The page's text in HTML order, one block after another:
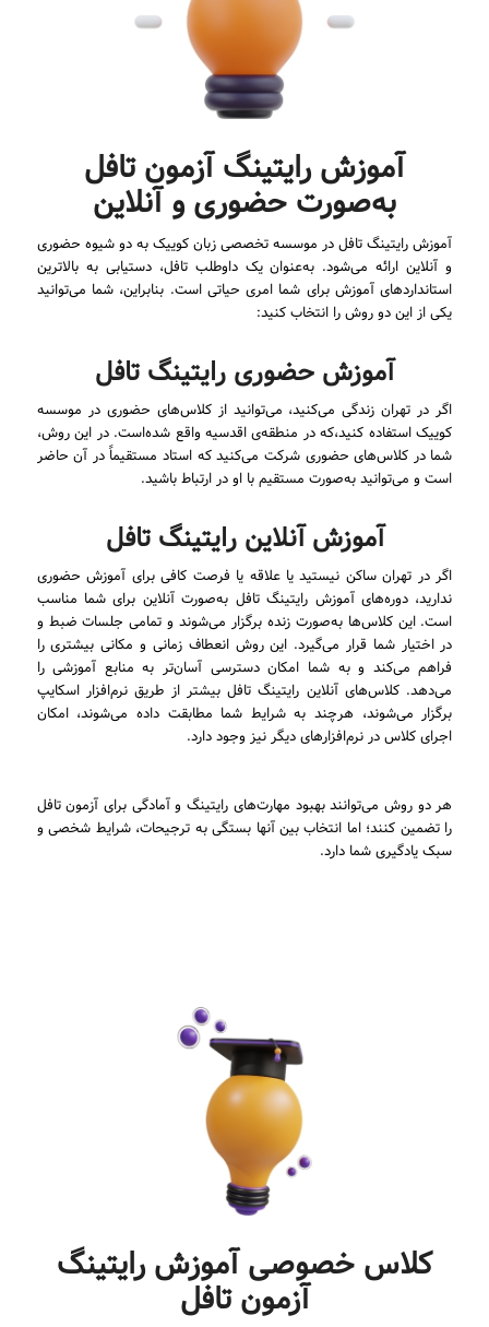
آموزش رایتینگ آزمون تافل
به‌صورت حضوری و آنلاین
آموزش رایتینگ تافل در موسسه تخصصی زبان کوییک به دو شیوه حضوری
و آنلاین ارائه می‌شود. به‌عنوان یک داوطلب تافل، دستیابی به بالاترین
استانداردهای آموزش برای شما امری حیاتی است. بنابراین، شما می‌توانید
یکی از این دو روش را انتخاب کنید:
آموزش حضوری رایتینگ تافل
اگر در تهران زندگی می‌کنید، می‌توانید از کلاس‌های حضوری در موسسه
کوییک استفاده کنید،که در منطقه‌ی اقدسیه واقع شده‌است. در این روش،
شما در کلاس‌های حضوری شرکت می‌کنید که استاد مستقیماً در آن حاضر
است و می‌توانید به‌صورت مستقیم با او در ارتباط باشید.
آموزش آنلاین رایتینگ تافل
اگر در تهران ساکن نیستید یا علاقه یا فرصت کافی برای آموزش حضوری
ندارید، دوره‌های آموزش رایتینگ تافل به‌صورت آنلاین برای شما مناسب
است. این کلاس‌ها به‌صورت زنده برگزار می‌شوند و تمامی جلسات ضبط و
در اختیار شما قرار می‌گیرد. این روش انعطاف زمانی و مکانی بیشتری را
فراهم می‌کند و به شما امکان دسترسی آسان‌تر به منابع آموزشی را
می‌دهد. کلاس‌های آنلاین رایتینگ تافل بیشتر از طریق نرم‌افزار اسکایپ
برگزار می‌شوند، هرچند به شرایط شما مطابقت داده می‌شوند، امکان
اجرای کلاس در نرم‌افزارهای دیگر نیز وجود دارد.
هر دو روش می‌توانند بهبود مهارت‌های رایتینگ و آمادگی برای آزمون تافل
را تضمین کنند؛ اما انتخاب بین آنها بستگی به ترجیحات، شرایط شخصی و
سبک یادگیری شما دارد.
کلاس خصوصی آموزش رایتینگ
آزمون تافل